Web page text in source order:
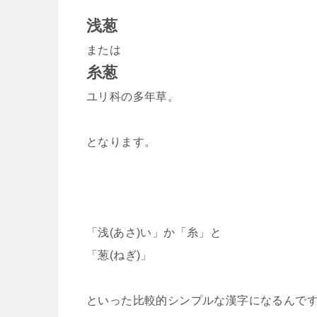
浅葱
または
糸葱
ユリ科の多年草。
となります。
「浅(あさ)い」か「糸」と
「葱(ねぎ)」
といった比較的シンプルな漢字になるんで